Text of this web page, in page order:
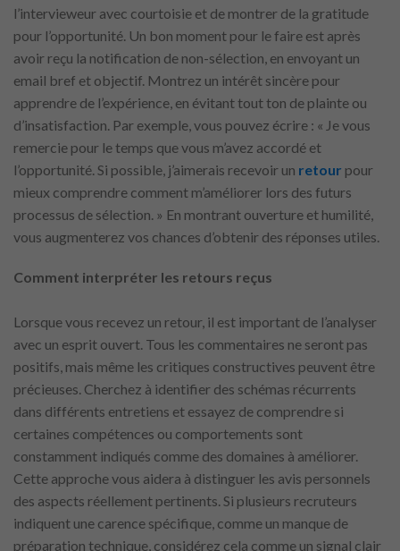
l’intervieweur avec courtoisie et de montrer de la gratitude
pour l’opportunité. Un bon moment pour le faire est après
avoir reçu la notification de non-sélection, en envoyant un
email bref et objectif. Montrez un intérêt sincère pour
apprendre de l’expérience, en évitant tout ton de plainte ou
d’insatisfaction. Par exemple, vous pouvez écrire : « Je vous
remercie pour le temps que vous m’avez accordé et
l’opportunité. Si possible, j’aimerais recevoir un retour pour
mieux comprendre comment m’améliorer lors des futurs
processus de sélection. » En montrant ouverture et humilité,
vous augmenterez vos chances d’obtenir des réponses utiles.
Comment interpréter les retours reçus
Lorsque vous recevez un retour, il est important de l’analyser
avec un esprit ouvert. Tous les commentaires ne seront pas
positifs, mais même les critiques constructives peuvent être
précieuses. Cherchez à identifier des schémas récurrents
dans différents entretiens et essayez de comprendre si
certaines compétences ou comportements sont
constamment indiqués comme des domaines à améliorer.
Cette approche vous aidera à distinguer les avis personnels
des aspects réellement pertinents. Si plusieurs recruteurs
indiquent une carence spécifique, comme un manque de
préparation technique, considérez cela comme un signal clair